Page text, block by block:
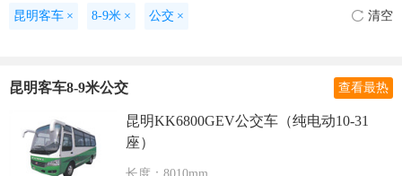
昆明客车 × 8-9米 × 公交 × 清空
昆明客车8-9米公交 查看最热
昆明KK6800GEV公交车（纯电动10-31
座）